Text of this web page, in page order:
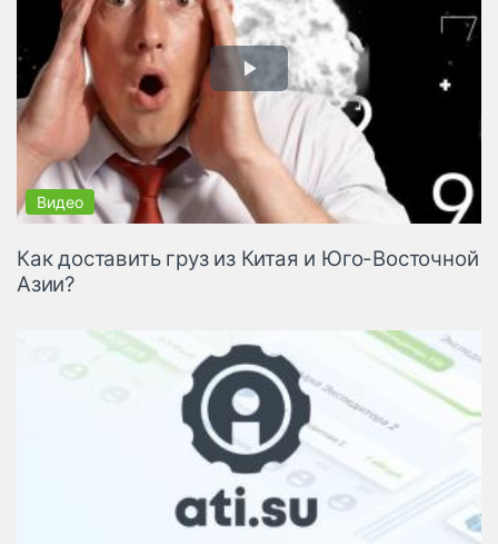
Как доставить груз из Китая и Юго-Восточной
Азии?